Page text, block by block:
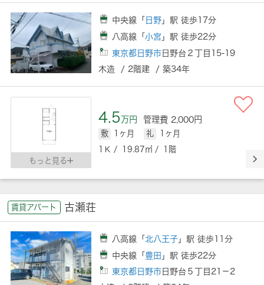
中央線「 日野 」駅 徒歩17分
八高線「小宮 」駅 徒歩22分
東京都日野市 日野台２丁目15-19
木造 / 2階建 / 築34年
もっと見る
4.5万円 管理費 2,000円
敷 1ヶ月 礼
1ヶ月
1Ｋ / 19.87㎡ / 1階
賃貸アパート 古瀬荘
八高線「 北八王子 」駅 徒歩11分
中央線「 豊田 」駅 徒歩22分
東京都日野市 日野台５丁目21－2